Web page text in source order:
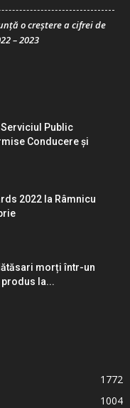
o creștere a cifrei de
– 2023
Public
Conducere şi
2022 la Râmnicu
morți într-un
la...
1772
1004